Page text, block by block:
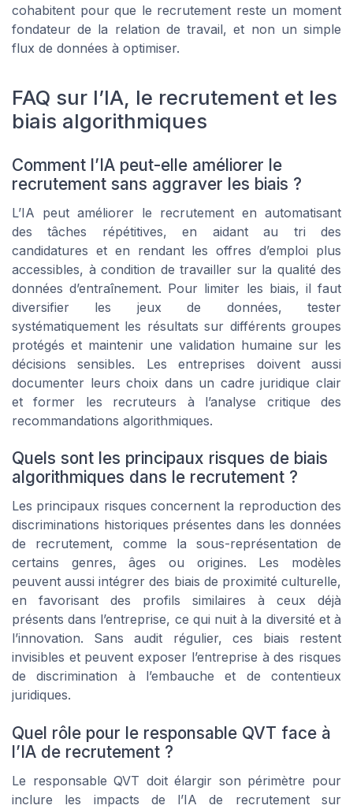
cohabitent pour que le recrutement reste un moment
fondateur de la relation de travail, et non un simple
flux de données à optimiser.
FAQ sur l’IA, le recrutement et les
biais algorithmiques
Comment l’IA peut-elle améliorer le
recrutement sans aggraver les biais ?
L’IA peut améliorer le recrutement en automatisant
des tâches répétitives, en aidant au tri des
candidatures et en rendant les offres d’emploi plus
accessibles, à condition de travailler sur la qualité des
données d’entraînement. Pour limiter les biais, il faut
diversifier les jeux de données, tester
systématiquement les résultats sur différents groupes
protégés et maintenir une validation humaine sur les
décisions sensibles. Les entreprises doivent aussi
documenter leurs choix dans un cadre juridique clair
et former les recruteurs à l’analyse critique des
recommandations algorithmiques.
Quels sont les principaux risques de biais
algorithmiques dans le recrutement ?
Les principaux risques concernent la reproduction des
discriminations historiques présentes dans les données
de recrutement, comme la sous-représentation de
certains genres, âges ou origines. Les modèles
peuvent aussi intégrer des biais de proximité culturelle,
en favorisant des profils similaires à ceux déjà
présents dans l’entreprise, ce qui nuit à la diversité et à
l’innovation. Sans audit régulier, ces biais restent
invisibles et peuvent exposer l’entreprise à des risques
de discrimination à l’embauche et de contentieux
juridiques.
Quel rôle pour le responsable QVT face à
l’IA de recrutement ?
Le responsable QVT doit élargir son périmètre pour
inclure les impacts de l’IA de recrutement sur